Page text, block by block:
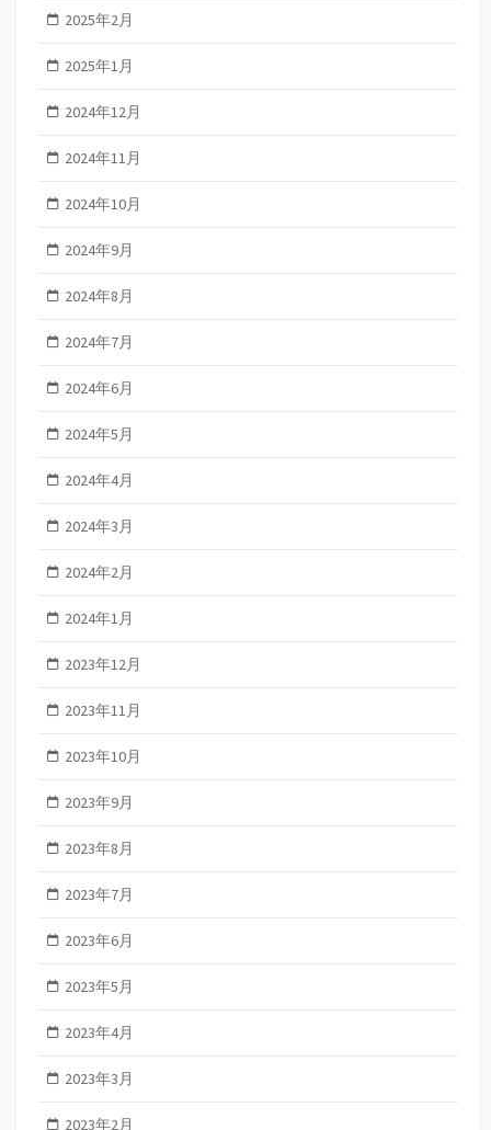
2025年2月
2025年1月
2024年12月
2024年11月
2024年10月
2024年9月
2024年8月
2024年7月
2024年6月
2024年5月
2024年4月
2024年3月
2024年2月
2024年1月
2023年12月
2023年11月
2023年10月
2023年9月
2023年8月
2023年7月
2023年6月
2023年5月
2023年4月
2023年3月
2023年2月